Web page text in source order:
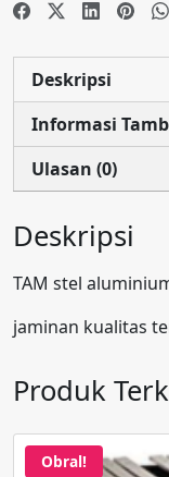
Deskripsi
Informasi
Ulasan (0)
Deskripsi
TAM stel
jaminan kualitas
Produk
Obral!